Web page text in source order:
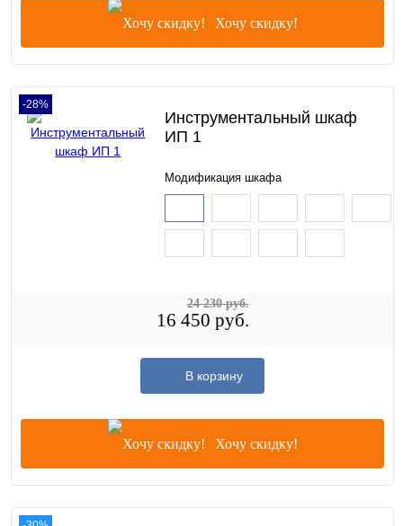
Хочу скидку!
-28%
Инструментальный шкаф
ИП 1
Модификация шкафа
16 450 руб.
24 230 руб.
В корзину
Хочу скидку!